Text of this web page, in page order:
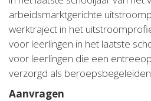
arbeidsmarktgerichte
werktraject in het
voor leerlingen in het laatste
voor leerlingen die een
verzorgd als
Aanvragen